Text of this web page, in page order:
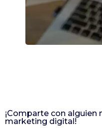
¡Comparte con alguien
marketing digital!